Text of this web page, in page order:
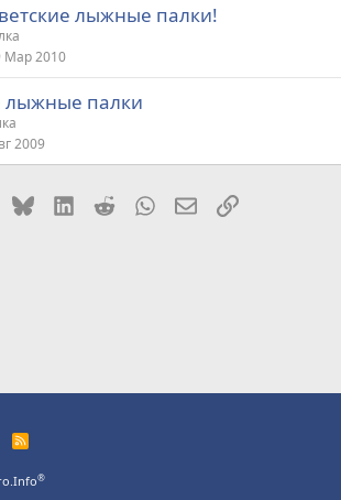
лыжные палки!
Мар 2010
лыжные палки
2009
BlueskyLinkedIn
RedditWhatsAppЭлектронная
Ссылка
R
®